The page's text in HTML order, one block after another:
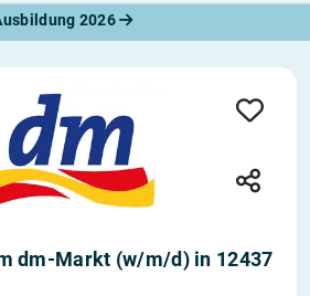
2026
dm-Markt (w/m/d) in 12437